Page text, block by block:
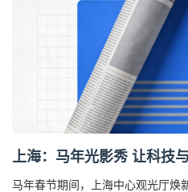
上海：马年光影秀 让科技
马年春节期间，上海中心观光厅焕